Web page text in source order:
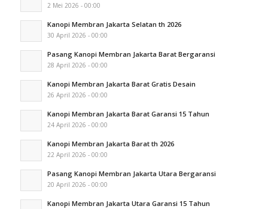
2 Mei 2026 - 00:00
Kanopi Membran Jakarta Selatan th 2026
30 April 2026 - 00:00
Pasang Kanopi Membran Jakarta Barat Bergaransi
28 April 2026 - 00:00
Kanopi Membran Jakarta Barat Gratis Desain
26 April 2026 - 00:00
Kanopi Membran Jakarta Barat Garansi 15 Tahun
24 April 2026 - 00:00
Kanopi Membran Jakarta Barat th 2026
22 April 2026 - 00:00
Pasang Kanopi Membran Jakarta Utara Bergaransi
20 April 2026 - 00:00
Kanopi Membran Jakarta Utara Garansi 15 Tahun